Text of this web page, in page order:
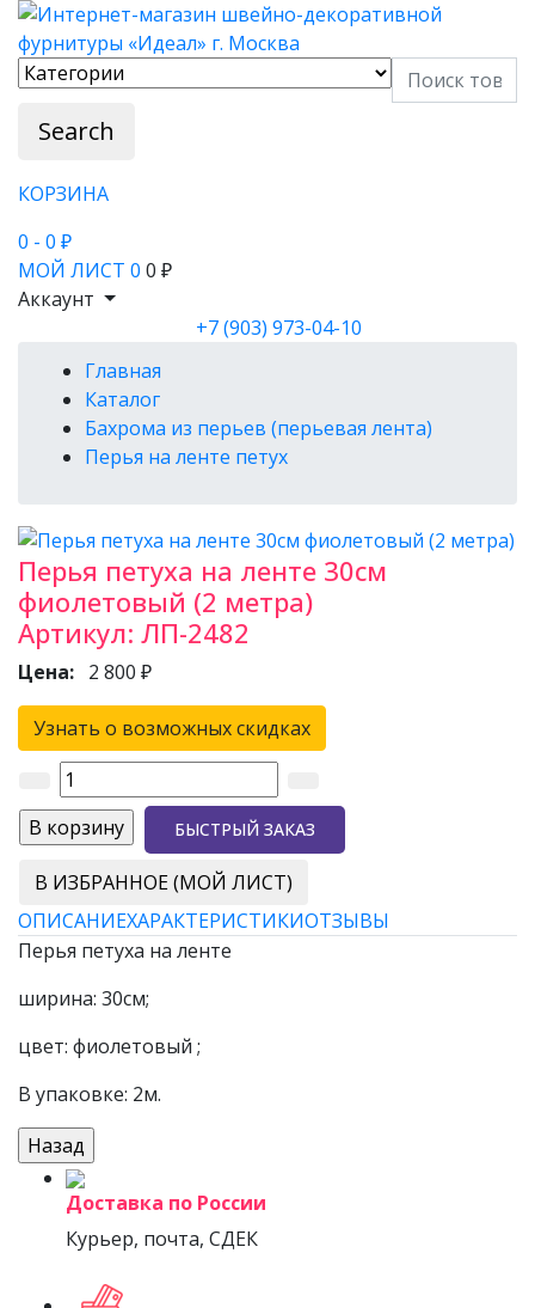
Search
КОРЗИНА
0 - 0 ₽
МОЙ ЛИСТ 0 0 ₽
Аккаунт
+7 (903) 973-04-10
Главная
Каталог
Бахрома из перьев (перьевая лента)
Перья на ленте петух
Перья петуха на ленте 30см
фиолетовый (2 метра)
Артикул: ЛП-2482
Цена: 2 800 ₽
Узнать о возможных скидках
БЫСТРЫЙ ЗАКАЗ
В ИЗБРАННОЕ (МОЙ ЛИСТ)
ОПИСАНИЕХАРАКТЕРИСТИКИОТЗЫВЫ
Перья петуха на ленте
ширина: 30см;
цвет: фиолетовый ;
В упаковке: 2м.
Доставка по России
Курьер, почта, СДЕК